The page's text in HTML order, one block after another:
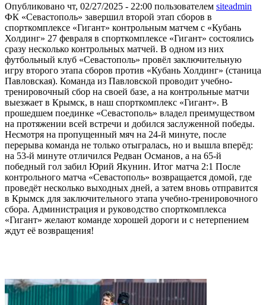
Опубликовано чт, 02/27/2025 - 22:00 пользователем siteadmin
ФК «Севастополь» завершил второй этап сборов в
спорткомплексе «Гигант» контрольным матчем с «Кубань
Холдинг» 27 февраля в спорткомплексе «Гигант» состоялись
сразу несколько контрольных матчей. В одном из них
футбольный клуб «Севастополь» провёл заключительную
игру второго этапа сборов против «Кубань Холдинг» (станица
Павловская). Команда из Павловской проводит учебно-
тренировочный сбор на своей базе, а на контрольные матчи
выезжает в Крымск, в наш спорткомплекс «Гигант». В
прошедшем поединке «Севастополь» владел преимуществом
на протяжении всей встречи и добился заслуженной победы.
Несмотря на пропущенный мяч на 24-й минуте, после
перерыва команда не только отыгралась, но и вышла вперёд:
на 53-й минуте отличился Редван Османов, а на 65-й
победный гол забил Юрий Якунин. Итог матча 2:1 После
контрольного матча «Севастополь» возвращается домой, где
проведёт несколько выходных дней, а затем вновь отправится
в Крымск для заключительного этапа учебно-тренировочного
сбора. Администрация и руководство спорткомплекса
«Гигант» желают команде хорошей дороги и с нетерпением
ждут её возвращения!